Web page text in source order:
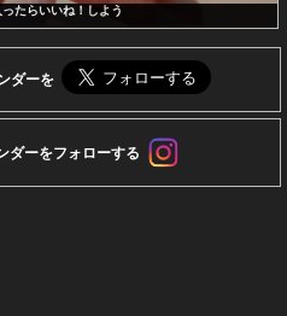
たらいいね！しよう
ダーを
ーをフォローする